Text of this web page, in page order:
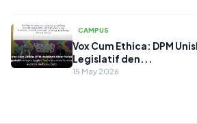
CAMPUS
Vox Cum Ethica: DPM
Legislatif den...
15 May 2026